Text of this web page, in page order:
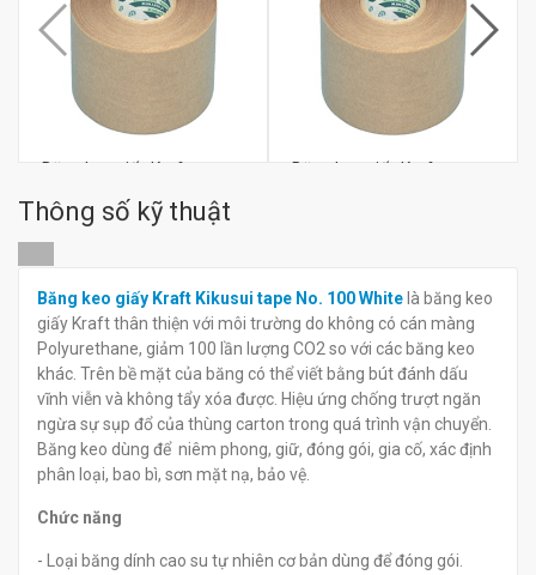
Băng keo giấy Kraft
0đ
Băng keo giấy Kraft
0đ
Thông số kỹ thuật
Băng keo giấy Kraft Kikusui tape No. 100 White là băng keo
giấy Kraft thân thiện với môi trường do không có cán màng
Polyurethane, giảm 100 lần lượng CO2 so với các băng keo
khác. Trên bề mặt của băng có thể viết bằng bút đánh dấu
vĩnh viễn và không tẩy xóa được. Hiệu ứng chống trượt ngăn
ngừa sự sụp đổ của thùng carton trong quá trình vận chuyển.
Băng keo dùng để niêm phong, giữ, đóng gói, gia cố, xác định
phân loại, bao bì, sơn mặt nạ, bảo vệ.
Chức năng
- Loại băng dính cao su tự nhiên cơ bản dùng để đóng gói.